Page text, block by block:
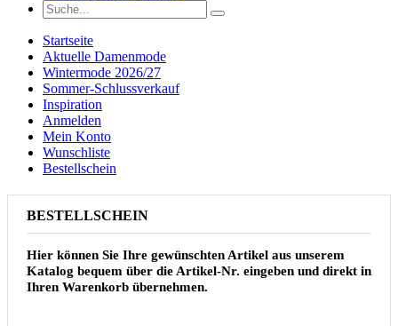
Startseite
Aktuelle Damenmode
Wintermode 2026/27
Sommer-Schlussverkauf
Inspiration
Anmelden
Mein Konto
Wunschliste
Bestellschein
BESTELLSCHEIN
Hier können Sie Ihre gewünschten Artikel aus unserem
Katalog bequem über die Artikel-Nr. eingeben und direkt in
Ihren Warenkorb übernehmen.